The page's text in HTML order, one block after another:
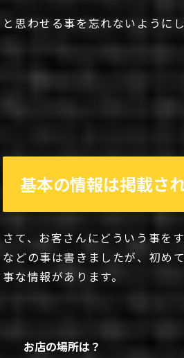
と思わせる事を忘れないようにし
基本の情報は掲載さ
さて、お客さんにどういう事を
などの事は書きましたが、初め
事な情報があります。
お店の場所は？